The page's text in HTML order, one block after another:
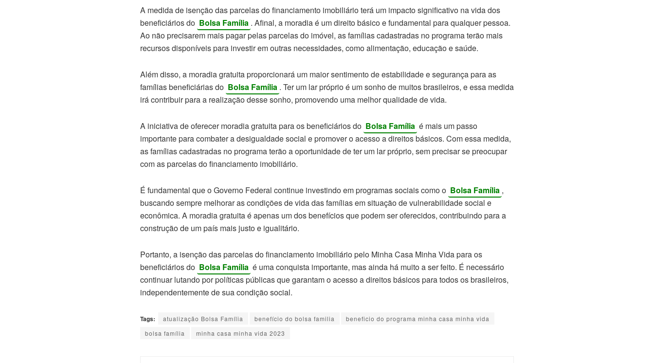
A medida de isenção das parcelas do financiamento imobiliário terá um impacto significativo na vida dos
beneficiários do Bolsa Família . Afinal, a moradia é um direito básico e fundamental para qualquer pessoa.
Ao não precisarem mais pagar pelas parcelas do imóvel, as famílias cadastradas no programa terão mais
recursos disponíveis para investir em outras necessidades, como alimentação, educação e saúde.
Além disso, a moradia gratuita proporcionará um maior sentimento de estabilidade e segurança para as
famílias beneficiárias do Bolsa Família . Ter um lar próprio é um sonho de muitos brasileiros, e essa medida
irá contribuir para a realização desse sonho, promovendo uma melhor qualidade de vida.
A iniciativa de oferecer moradia gratuita para os beneficiários do Bolsa Família é mais um passo
importante para combater a desigualdade social e promover o acesso a direitos básicos. Com essa medida,
as famílias cadastradas no programa terão a oportunidade de ter um lar próprio, sem precisar se preocupar
com as parcelas do financiamento imobiliário.
É fundamental que o Governo Federal continue investindo em programas sociais como o Bolsa Família ,
buscando sempre melhorar as condições de vida das famílias em situação de vulnerabilidade social e
econômica. A moradia gratuita é apenas um dos benefícios que podem ser oferecidos, contribuindo para a
construção de um país mais justo e igualitário.
Portanto, a isenção das parcelas do financiamento imobiliário pelo Minha Casa Minha Vida para os
beneficiários do Bolsa Família é uma conquista importante, mas ainda há muito a ser feito. É necessário
continuar lutando por políticas públicas que garantam o acesso a direitos básicos para todos os brasileiros,
independentemente de sua condição social.
Tags: atualização Bolsa Família benefício do bolsa familia
beneficio do programa minha casa minha vida
bolsa família
minha casa minha vida 2023